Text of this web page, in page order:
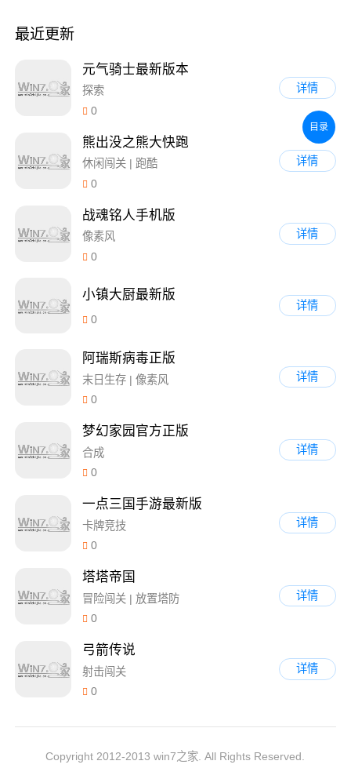
最近更新
元气骑士最新版本
探索
0
详情
熊出没之熊大快跑
休闲闯关 | 跑酷
0
详情
战魂铭人手机版
像素风
0
详情
小镇大厨最新版
0
详情
阿瑞斯病毒正版
末日生存 | 像素风
0
详情
梦幻家园官方正版
合成
0
详情
一点三国手游最新版
卡牌竞技
0
详情
塔塔帝国
冒险闯关 | 放置塔防
0
详情
弓箭传说
射击闯关
0
详情
Copyright 2012-2013 win7之家. All Rights Reserved.
目录